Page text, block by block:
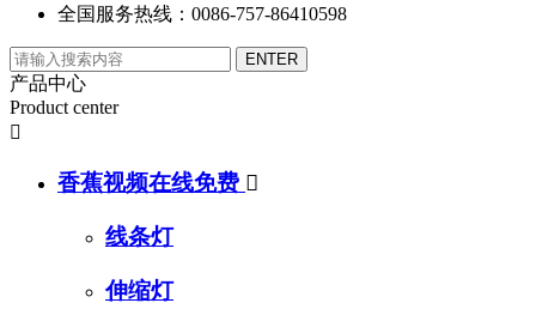
全国服务热线：0086-757-86410598
产品中心
Product center

香蕉视频在线免费 
线条灯
伸缩灯